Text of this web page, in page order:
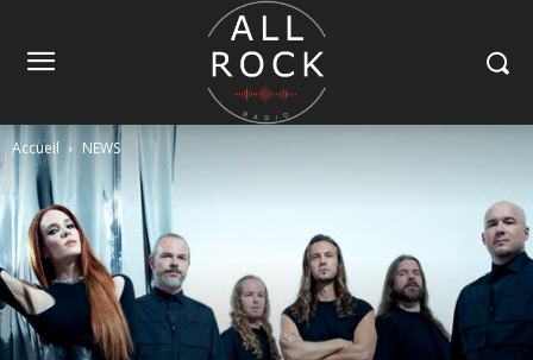
Accueil NEWS